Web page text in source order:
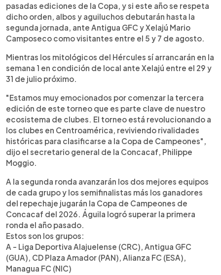
pasadas ediciones de la Copa, y si este año se respeta
dicho orden, albos y aguiluchos debutarán hasta la
segunda jornada, ante Antigua GFC y Xelajú Mario
Camposeco como visitantes entre el 5 y 7 de agosto.
Mientras los mitológicos del Hércules sí arrancarán en la
semana 1 en condición de local ante Xelajú entre el 29 y
31 de julio próximo.
"Estamos muy emocionados por comenzar la tercera
edición de este torneo que es parte clave de nuestro
ecosistema de clubes. El torneo está revolucionando a
los clubes en Centroamérica, reviviendo rivalidades
históricas para clasificarse a la Copa de Campeones",
dijo el secretario general de la Concacaf, Philippe
Moggio.
A la segunda ronda avanzarán los dos mejores equipos
de cada grupo y los semifinalistas más los ganadores
del repechaje jugarán la Copa de Campeones de
Concacaf del 2026. Águila logró superar la primera
ronda el año pasado.
Estos son los grupos:
A - Liga Deportiva Alajuelense (CRC), Antigua GFC
(GUA), CD Plaza Amador (PAN), Alianza FC (ESA),
Managua FC (NIC)